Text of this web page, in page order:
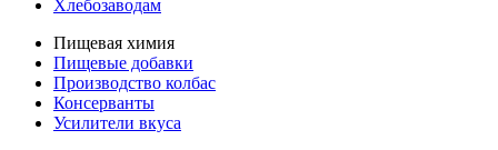
Хлебозаводам
Пищевая химия
Пищевые добавки
Производство колбас
Консерванты
Усилители вкуса